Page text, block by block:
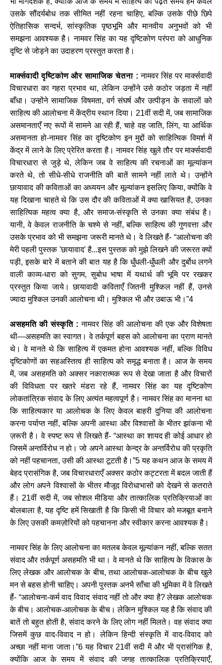
उसके सौंदर्यबोध तक सीमित नहीं रहना चाहिए, बल्कि उसके पीछे छिपे
ऐतिहासिक सन्दर्भ, सांस्कृतिक पृष्ठभूमि और मानवीय अनुभवों को भी
समझना आवश्यक है। नामवर सिंह का यह दृष्टिकोण परंपरा को आधुनिक
दृष्टि से जोड़ने का उदाहरण प्रस्तुत करता है।
मार्क्सवादी दृष्टिकोण और सामाजिक चेतना : नामवर सिंह पर मार्क्सवादी
विचारधारा का गहरा प्रभाव था, लेकिन उन्होंने उसे कठोर जड़ता में नहीं
बाँधा। उन्होंने सामाजिक विषमता, वर्ग संघर्ष और उत्पीड़न के सवालों को
साहित्य की आलोचना में केंद्रीय स्थान दिया। 21वीं सदी में, जब सामाजिक
असमानताएँ नए रूपों में सामने आ रही हैं, चाहे वह जाति, लिंग, या आर्थिक
असमानता हो-नामवर सिंह का दृष्टिकोण इन मुद्दों को साहित्यिक विमर्श में
केंद्र में लाने के लिए प्रेरित करता है। नामवर सिंह खुले तौर पर मार्क्सवादी
विचारधारा से जुड़े थे, लेकिन जब वे साहित्य की रचनाओं का मूल्यांकन
करते थे, तो सीधे-सीधे राजनीति की बातें सामने नहीं लाते थे। उन्होंने
छायावाद की कविताओं का अध्ययन और मूल्यांकन इसलिए किया, क्योंकि वे
यह दिखाना चाहते थे कि उस दौर की कविताओं में क्या खासियत है, उनका
साहित्यिक महत्व क्या है, और समाज-संस्कृति से उनका क्या संबंध है।
यानी, वे केवल राजनीति के चश्मे से नहीं, बल्कि साहित्य की गुणवत्ता और
उसके प्रभाव को भी समझना जरूरी मानते थे। वे लिखते हैं- “आलोचना की
मेरी पहली पुस्तक 'छायावाद' है...इस पुस्तक को मुझे लिखने की जरूरत क्यों
पड़ी, इसके बारे में बताने की बात यह है कि धुँधली-धुँधली और दुर्बोध लगने
वाली काव्य-धारा को सुगम, सुबोध भाषा में यथार्थ की भूमि पर रखकर
प्रस्तुत किया जाये। छायावादी कविताएँ जितनी मुश्किल नहीं हैं, उनसे
ज्यादा मुश्किल उनकी आलोचना थी। मुश्किल भी और उबाऊ भी।”4
असहमति की संस्कृति :नामवर सिंह की आलोचना की एक और विशेषता
थी—असहमति का स्वागत। वे तर्कपूर्ण बहस को आलोचना का प्राण मानते
थे। वे मानते थे कि साहित्य में एकमत होना आवश्यक नहीं, बल्कि विविध
दृष्टिकोणों का सहअस्तित्व ही साहित्य को समृद्ध बनाता है। आज के समय
में, जब असहमति को अक्सर नकारात्मक रूप से देखा जाता है और विचारों
की विविधता पर खतरे मंडरा रहे हैं, नामवर सिंह का यह दृष्टिकोण
लोकतांत्रिक संवाद के लिए अत्यंत महत्वपूर्ण है। नामवर सिंह का मानना था
कि साहित्यकार या आलोचक के लिए केवल बाहरी दुनिया की आलोचना
करना पर्याप्त नहीं, बल्कि अपनी आस्था और विश्वासों के भीतर झांकना भी
ज़रूरी है। वे स्पष्ट रूप से लिखते हैं- “आस्था का शायद ही कोई आधार हो
जिसमें अन्तर्विरोध न हो। जो अपने आस्था केन्द्र के अन्तर्विरोध की प्रकृति
को नहीं पहचानता, उसी की आस्था टूटती है।”5 यह कथन आज के समय में
बेहद प्रासंगिक है, जब विचारधाराएँ अक्सर कठोर कट्टरता में बदल जाती हैं
और लोग अपने विश्वासों के भीतर मौजूद विरोधाभासों को देखने से कतराते
हैं। 21वीं सदी में, जब सोशल मीडिया और तात्कालिक प्रतिक्रियाओं का
बोलबाला है, यह दृष्टि हमें सिखाती है कि किसी भी विचार को मजबूत बनाने
के लिए उसकी कमज़ोरियों को पहचानना और स्वीकार करना आवश्यक है।
नामवर सिंह के लिए आलोचना का मतलब केवल मूल्यांकन नहीं, बल्कि सतत
संवाद और तर्कपूर्ण असहमति भी था। वे मानते थे कि साहित्य के विकास के
लिए लेखक और आलोचक के बीच, तथा आलोचक-आलोचक के बीच खुले
मन से बहस होनी चाहिए। अपनी पुस्तक अनभै साँचा की भूमिका में वे लिखते
हैं- “आलोचना-कर्म वाद विवाद संवाद नहीं तो और क्या है? लेखक आलोचक
के बीच। आलोचक-आलोचक के बीच। लेकिन मुश्किल यह है कि संवाद की
बातें तो बहुत होती है, संवाद करने के लिए लोग नहीं मिलते। वह संवाद क्या
जिसमें कुछ वाद-विवाद न हो। लेकिन हिन्दी संस्कृति में वाद-विवाद को
अच्छा नहीं माना जाता।”6 यह विचार 21वीं सदी में और भी प्रासंगिक है,
क्योंकि आज के समय में संवाद की जगह तात्कालिक प्रतिक्रियाएँ,